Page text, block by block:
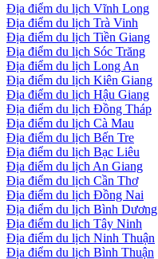
Địa điểm du lịch Vĩnh Long
Địa điểm du lịch Trà Vinh
Địa điểm du lịch Tiền Giang
Địa điểm du lịch Sóc Trăng
Địa điểm du lịch Long An
Địa điểm du lịch Kiên Giang
Địa điểm du lịch Hậu Giang
Địa điểm du lịch Đồng Tháp
Địa điểm du lịch Cà Mau
Địa điểm du lịch Bến Tre
Địa điểm du lịch Bạc Liêu
Địa điểm du lịch An Giang
Địa điểm du lịch Cần Thơ
Địa điểm du lịch Đồng Nai
Địa điểm du lịch Bình Dương
Địa điểm du lịch Tây Ninh
Địa điểm du lịch Ninh Thuận
Địa điểm du lịch Bình Thuận